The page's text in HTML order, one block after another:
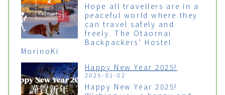
Hope all travellers are in a
peaceful world where they
can travel safely and
freely. The Otaornai
Backpackers’ Hostel
MorinoKi
Happy New Year 2025!
2025-01-02
Happy New Year 2025!